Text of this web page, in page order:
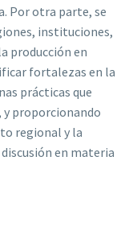
Por otra parte, se
instituciones,
producción en
fortalezas en la
prácticas que
y proporcionando
regional y la
en materia